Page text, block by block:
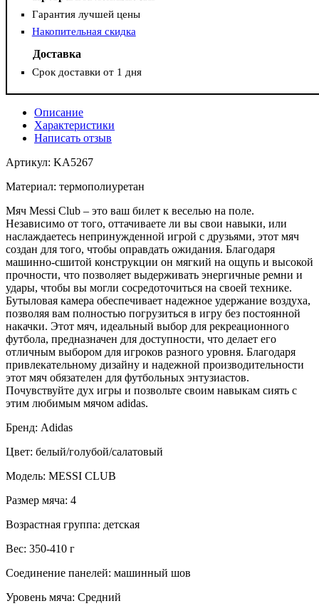
Гарантия лучшей цены
Накопительная скидка
Доставка
Срок доставки от 1 дня
Описание
Характеристики
Написать отзыв
Артикул: KA5267
Материал: термополиуретан
Мяч Messi Club – это ваш билет к веселью на поле.
Независимо от того, оттачиваете ли вы свои навыки, или
наслаждаетесь непринужденной игрой с друзьями, этот мяч
создан для того, чтобы оправдать ожидания. Благодаря
машинно-сшитой конструкции он мягкий на ощупь и высокой
прочности, что позволяет выдерживать энергичные ремни и
удары, чтобы вы могли сосредоточиться на своей технике.
Бутыловая камера обеспечивает надежное удержание воздуха,
позволяя вам полностью погрузиться в игру без постоянной
накачки. Этот мяч, идеальный выбор для рекреационного
футбола, предназначен для доступности, что делает его
отличным выбором для игроков разного уровня. Благодаря
привлекательному дизайну и надежной производительности
этот мяч обязателен для футбольных энтузиастов.
Почувствуйте дух игры и позвольте своим навыкам сиять с
этим любимым мячом adidas.
Бренд: Adidas
Цвет: белый/голубой/салатовый
Модель: MESSI CLUB
Размер мяча: 4
Возрастная группа: детская
Вес: 350-410 г
Соединение панелей: машинный шов
Уровень мяча: Средний